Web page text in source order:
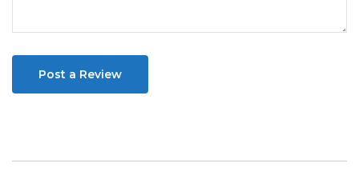
Post a Review